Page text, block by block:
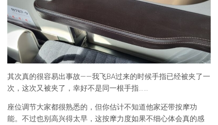
其次真的很容易出事故——我飞BA过来的时候手指已经被夹了一
次，这次又被夹了，幸好不是同一根手指……
座位调节大家都很熟悉的，但你估计不知道他家还带按摩功
能。不过也别高兴得太早，这按摩力度如果不细心体会真的感